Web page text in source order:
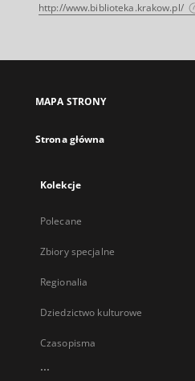
http://www.biblioteka.krakow.pl/
MAPA STRONY
Strona główna
Kolekcje
Polecane
Zbiory specjalne
Regionalia
Dziedzictwo kulturowe
Czasopisma
...